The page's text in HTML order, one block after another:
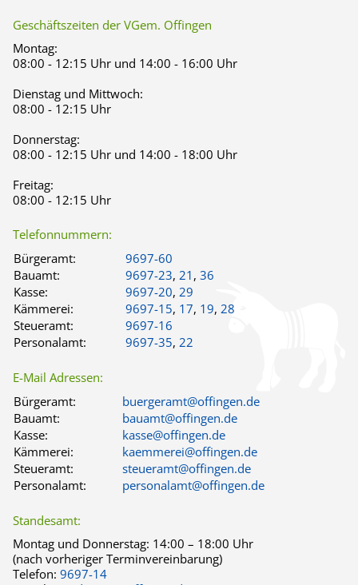
Geschäftszeiten der VGem. Offingen
Montag:
08:00 - 12:15 Uhr und 14:00 - 16:00 Uhr
Dienstag und Mittwoch:
08:00 - 12:15 Uhr
Donnerstag:
08:00 - 12:15 Uhr und 14:00 - 18:00 Uhr
Freitag:
08:00 - 12:15 Uhr
Telefonnummern:
Bürgeramt:
9697-60
Bauamt:
9697-23, 21 , 36
Kasse:
9697-20, 29
Kämmerei:
9697-15, 17, 19, 28
Steueramt:
9697-16
Personalamt:
9697-35, 22
E-Mail Adressen:
Bürgeramt:
buergeramt@offingen.de
Bauamt:
bauamt@offingen.de
Kasse:
kasse@offingen.de
Kämmerei:
kaemmerei@offingen.de
Steueramt:
steueramt@offingen.de
Personalamt:
personalamt@offingen.de
Standesamt:
Montag und Donnerstag: 14:00 – 18:00 Uhr
(nach vorheriger Terminvereinbarung)
Telefon: 9697-14